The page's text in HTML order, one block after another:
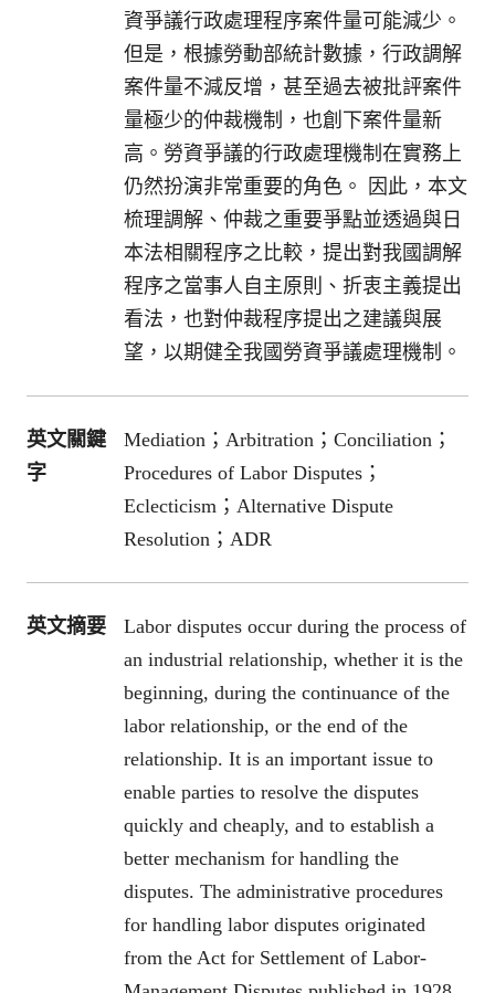
資爭議行政處理程序案件量可能減少。
但是，根據勞動部統計數據，行政調解
案件量不減反增，甚至過去被批評案件
量極少的仲裁機制，也創下案件量新
高。勞資爭議的行政處理機制在實務上
仍然扮演非常重要的角色。 因此，本文
梳理調解、仲裁之重要爭點並透過與日
本法相關程序之比較，提出對我國調解
程序之當事人自主原則、折衷主義提出
看法，也對仲裁程序提出之建議與展
望，以期健全我國勞資爭議處理機制。
英文關鍵
字
Mediation；Arbitration；Conciliation；
Procedures of Labor Disputes；
Eclecticism；Alternative Dispute
Resolution；ADR
英文摘要
Labor disputes occur during the process of
an industrial relationship, whether it is the
beginning, during the continuance of the
labor relationship, or the end of the
relationship. It is an important issue to
enable parties to resolve the disputes
quickly and cheaply, and to establish a
better mechanism for handling the
disputes. The administrative procedures
for handling labor disputes originated
from the Act for Settlement of Labor-